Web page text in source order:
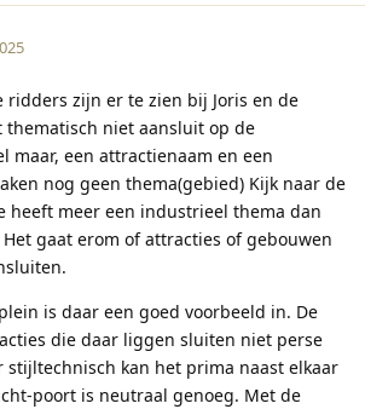
ridders zijn er te zien bij Joris en de
thematisch niet aansluit op de
maar, een attractienaam en een
nog geen thema(gebied) Kijk naar de
heeft meer een industrieel thema dan
gaat erom of attracties of gebouwen
is daar een goed voorbeeld in. De
die daar liggen sluiten niet perse
stijltechnisch kan het prima naast elkaar
poort is neutraal genoeg. Met de